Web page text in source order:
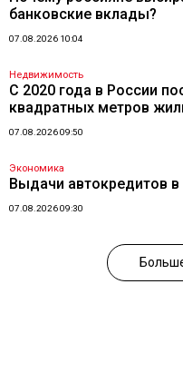
банковские вклады?
07.08.2026 10:04
Недвижимость
С 2020 года в России
квадратных метров
07.08.2026 09:50
Экономика
Выдачи автокредитов
07.08.2026 09:30